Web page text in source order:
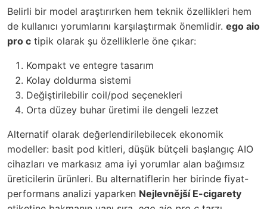
Belirli bir model araştırırken hem teknik özellikleri hem
de kullanıcı yorumlarını karşılaştırmak önemlidir. ego aio
pro c tipik olarak şu özelliklerle öne çıkar:
Kompakt ve entegre tasarım
Kolay doldurma sistemi
Değiştirilebilir coil/pod seçenekleri
Orta düzey buhar üretimi ile dengeli lezzet
Alternatif olarak değerlendirilebilecek ekonomik
modeller: basit pod kitleri, düşük bütçeli başlangıç AIO
cihazları ve markasız ama iyi yorumlar alan bağımsız
üreticilerin ürünleri. Bu alternatiflerin her birinde fiyat-
performans analizi yaparken Nejlevnější E-cigarety